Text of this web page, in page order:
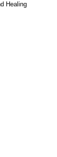
Healing